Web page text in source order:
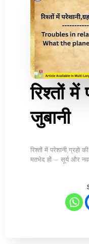
रिश्तों में
जुबानी
रिश्तों में परेशानी,ग्रहो
मतभेद हों – सूर्य और